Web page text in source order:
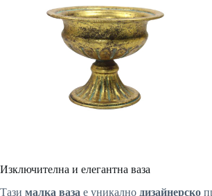
Изключителна и елегантна ваза
Тази малка ваза е уникално дизайнерско